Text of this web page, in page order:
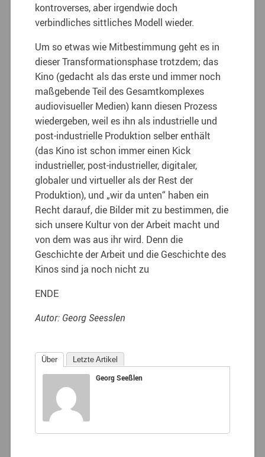
kontroverses, aber irgendwie doch
verbindliches sittliches Modell wieder.
Um so etwas wie Mitbestimmung geht es in
dieser Transformationsphase trotzdem; das
Kino (gedacht als das erste und immer noch
maßgebende Teil des Gesamtkomplexes
audiovisueller Medien) kann diesen Prozess
wiedergeben, weil es ihn als industrielle und
post-industrielle Produktion selber enthält
(das Kino ist schon immer einen Kick
industrieller, post-industrieller, digitaler,
globaler und virtueller als der Rest der
Produktion), und „wir da unten“ haben ein
Recht darauf, die Bilder mit zu bestimmen, die
sich unsere Kultur von der Arbeit macht und
von dem was aus ihr wird. Denn die
Geschichte der Arbeit und die Geschichte des
Kinos sind ja noch nicht zu
ENDE
Autor: Georg Seesslen
Über Letzte Artikel
Georg Seeßlen